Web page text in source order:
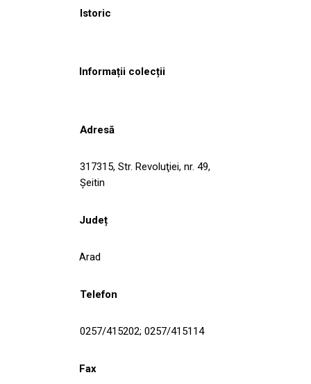
Istoric
Informații colecții
Adresă
317315, Str. Revoluţiei, nr. 49,
Şeitin
Județ
Arad
Telefon
0257/415202; 0257/415114
Fax